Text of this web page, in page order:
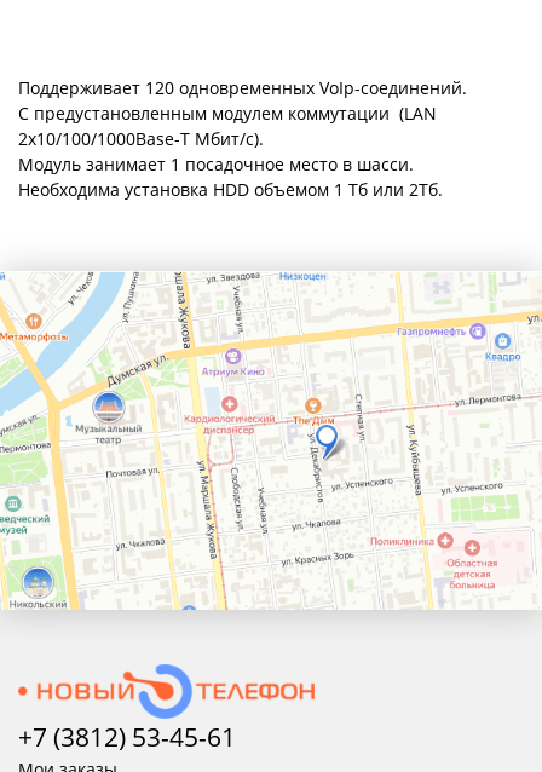
Поддерживает 120 одновременных VoIp-соединений.
С предустановленным модулем коммутации (LAN
2х10/100/1000Base-T Мбит/с).
Модуль занимает 1 посадочное место в шасси.
Необходима установка HDD объемом 1 Тб или 2Тб.
+7 (3812) 53-45-61